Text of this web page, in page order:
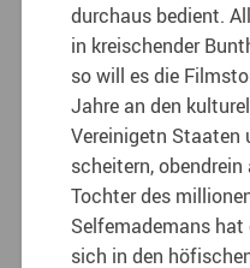
durchaus bedient.
in kreischender
so will es die
Jahre an den
Vereinigetn Staaten
scheitern, obendrein
Tochter des
Selfemademans
sich in den